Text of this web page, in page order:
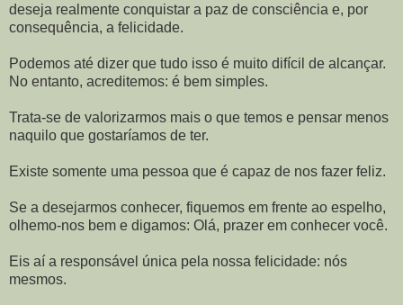
deseja realmente conquistar a paz de consciência e, por
consequência, a felicidade.
Podemos até dizer que tudo isso é muito difícil de alcançar.
No entanto, acreditemos: é bem simples.
Trata-se de valorizarmos mais o que temos e pensar menos
naquilo que gostaríamos de ter.
Existe somente uma pessoa que é capaz de nos fazer feliz.
Se a desejarmos conhecer, fiquemos em frente ao espelho,
olhemo-nos bem e digamos: Olá, prazer em conhecer você.
Eis aí a responsável única pela nossa felicidade: nós
mesmos.